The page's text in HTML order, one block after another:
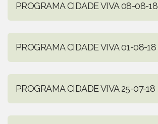
PROGRAMA CIDADE VIVA 08-08-18
PROGRAMA CIDADE VIVA 01-08-18
PROGRAMA CIDADE VIVA 25-07-18